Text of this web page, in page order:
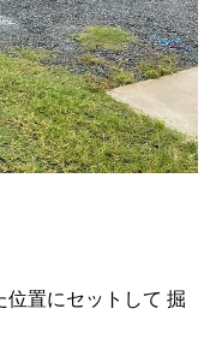
位置にセットして 掘